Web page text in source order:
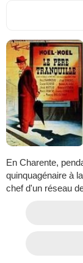
En Charente,
quinquagénaire à
chef d'un réseau